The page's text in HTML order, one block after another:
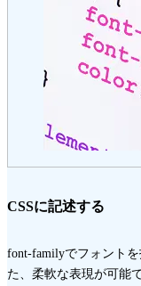
CSSに記述する
font-familyでフォント
た、柔軟な表現が可能